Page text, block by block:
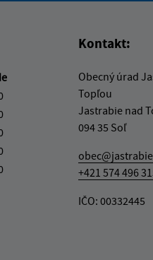
Kontakt:
Obecný úrad
Topľou
Jastrabie nad
094 35 Soľ
+421 574 496
IČO: 00332445